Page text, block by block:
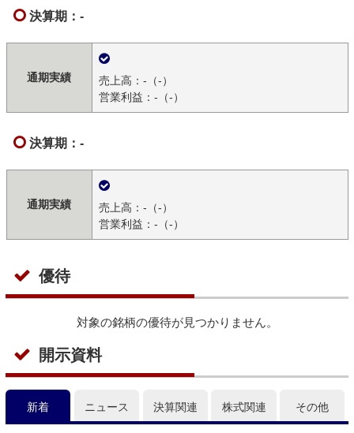
決算期：-
通期実績
売上高：-（-）
営業利益：-（-）
決算期：-
通期実績
売上高：-（-）
営業利益：-（-）
優待
対象の銘柄の優待が見つかりません。
開示資料
新着 ニュース 決算関連 株式関連 その他